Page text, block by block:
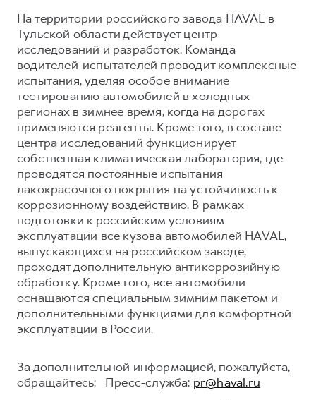
На территории российского завода HAVAL в
Тульской области действует центр
исследований и разработок. Команда
водителей-испытателей проводит комплексные
испытания, уделяя особое внимание
тестированию автомобилей в холодных
регионах в зимнее время, когда на дорогах
применяются реагенты. Кроме того, в составе
центра исследований функционирует
собственная климатическая лаборатория, где
проводятся постоянные испытания
лакокрасочного покрытия на устойчивость к
коррозионному воздействию. В рамках
подготовки к российским условиям
эксплуатации все кузова автомобилей HAVAL,
выпускающихся на российском заводе,
проходят дополнительную антикоррозийную
обработку. Кроме того, все автомобили
оснащаются специальным зимним пакетом и
дополнительными функциями для комфортной
эксплуатации в России.
За дополнительной информацией, пожалуйста,
обращайтесь: Пресс-служба: pr@haval.ru